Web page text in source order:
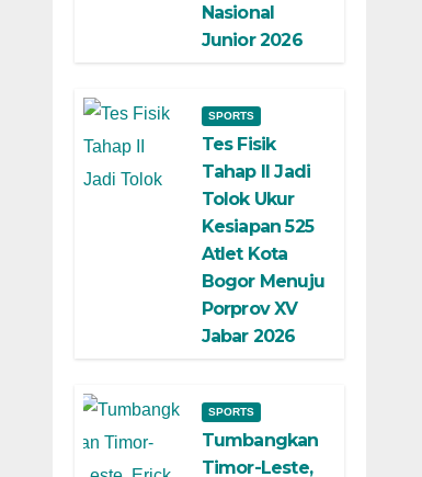
Nasional
Junior 2026
SPORTS
Tes Fisik
Tahap II Jadi
Tolok Ukur
Kesiapan 525
Atlet Kota
Bogor Menuju
Porprov XV
Jabar 2026
SPORTS
Tumbangkan
Timor-Leste,